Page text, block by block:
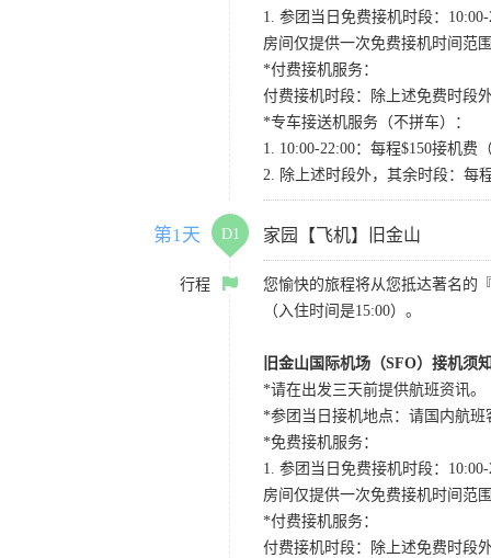
1. 参团当日免费接机时段：
房间仅提供一次免费接机时间范
*付费接机服务：
付费接机时段：除上述免费时段
*专车接送机服务（不拼车）：
1. 10:00-22:00：每程$150接机
2. 除上述时段外，其余时段：每
第1天 D1 家园【飞机】旧金山
行程
您愉快的旅程将从您抵达著名的
（入住时间是15:00）。
旧金山国际机场（SFO）接机须
*请在出发三天前提供航班资讯。
*参团当日接机地点：请国内航班
*免费接机服务：
1. 参团当日免费接机时段：
房间仅提供一次免费接机时间范
*付费接机服务：
付费接机时段：除上述免费时段